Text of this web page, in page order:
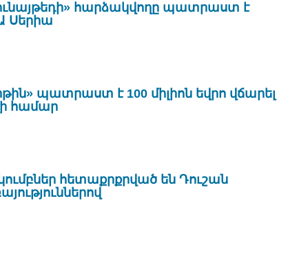
հարձակվողը պատրաստ է
Սերիա
պատրաստ է 100 միլիոն եվրո վճարել
համար
հետաքրքրված են Դուշան